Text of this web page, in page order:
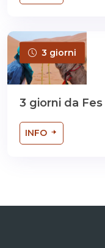
3 giorni
3 giorni da
INFO